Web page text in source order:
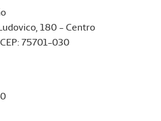
180 - Centro
75701-030